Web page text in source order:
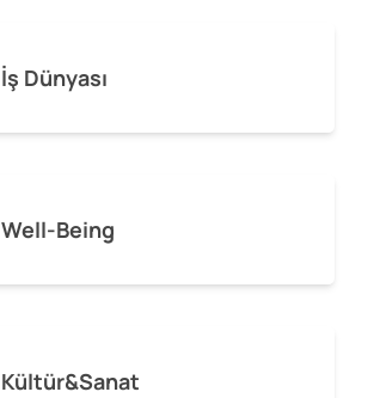
İş Dünyası
Well-Being
Kültür&Sanat